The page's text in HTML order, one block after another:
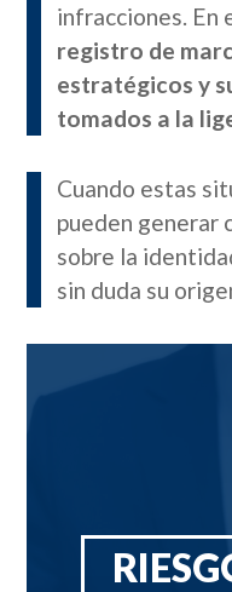
infracciones. En
registro de
estratégicos y
tomados a la
Cuando estas
pueden generar
sobre la
sin duda su